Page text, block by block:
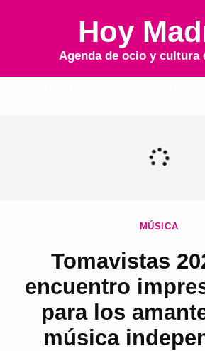
Hoy
Agenda de ocio y cultura
MÚSICA
Tomavistas
encuentro
para los
música